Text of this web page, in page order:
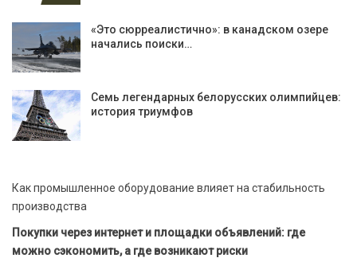
«Это сюрреалистично»: в канадском озере
начались поиски…
Семь легендарных белорусских олимпийцев:
история триумфов
Как промышленное оборудование влияет на стабильность
производства
Покупки через интернет и площадки объявлений: где
можно сэкономить, а где возникают риски